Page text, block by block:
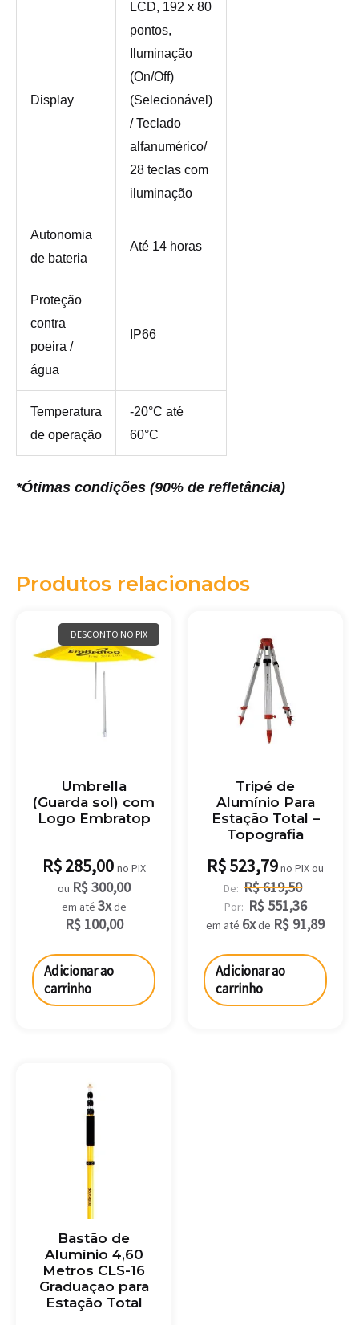
Display
LCD, 192 x 80
pontos,
Iluminação
(On/Off)
(Selecionável)
/ Teclado
alfanumérico/
28 teclas com
iluminação
Autonomia
de bateria
Até 14 horas
Proteção
contra
poeira /
água
IP66
Temperatura
de operação
-20°C até
60°C
*Ótimas condições (90% de refletância)
Produtos relacionados
Umbrella
(Guarda sol) com
Logo Embratop
R$285,00 no PIX
ou R$300,00
em até 3xde
R$100,00
DESCONTO NO PIX
Adicionar ao
carrinho
Tripé de
Alumínio Para
Estação Total –
Topografia
R$523,79no PIX ou
De: R$619,50
Por: R$551,36
em até 6xde R$ 91,89
Adicionar ao
carrinho
Bastão de
Alumínio 4,60
Metros CLS-16
Graduação para
Estação Total